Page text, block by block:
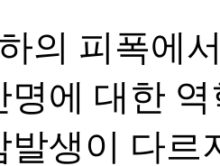
의 피폭에
에 대한
발생이 다르